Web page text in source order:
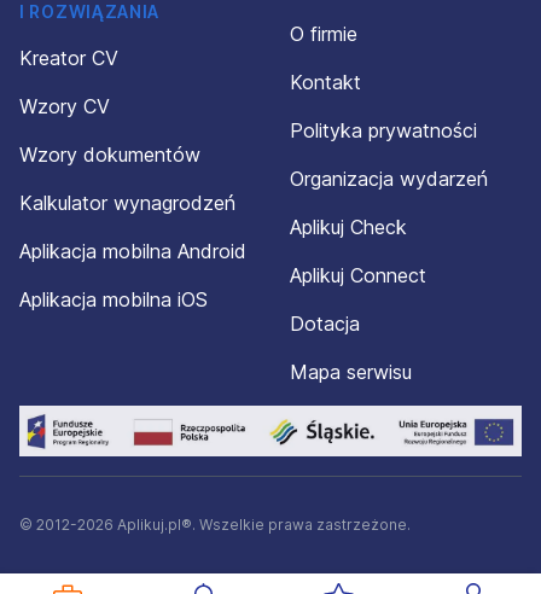
I ROZWIĄZANIA
Kreator CV
Wzory CV
Wzory dokumentów
Kalkulator wynagrodzeń
Aplikacja mobilna Android
Aplikacja mobilna iOS
O firmie
Kontakt
Polityka prywatności
Organizacja wydarzeń
Aplikuj Check
Aplikuj Connect
Dotacja
Mapa serwisu
© 2012-2026 Aplikuj.pl®. Wszelkie prawa zastrzeżone.